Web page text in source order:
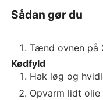
Sådan gør du
Tænd ovnen på
Kødfyld
Hak løg og
Opvarm lidt